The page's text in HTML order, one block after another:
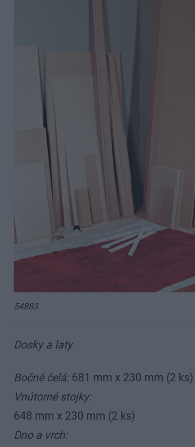
54883
Dosky a laty
Bočné čelá:681 mm x 230 mm (2 ks)
Vnútorné stojky:
648 mm x 230 mm (2 ks)
Dno a vrch: